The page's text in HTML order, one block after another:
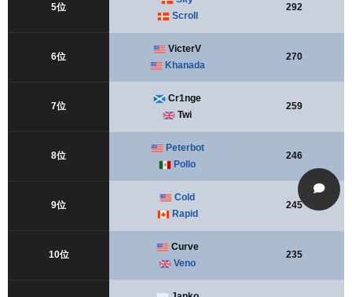
5位
Scroll
292
6位
VicterV
Khanada
270
7位
Cr1nge
Twi
259
8位
Peterbot
Pollo
246
9位
Cold
Rapid
245
10位
Curve
Veno
235